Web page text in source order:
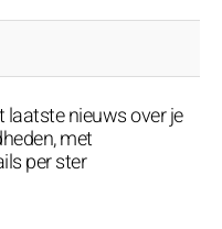
laatste nieuws over je
met
per ster